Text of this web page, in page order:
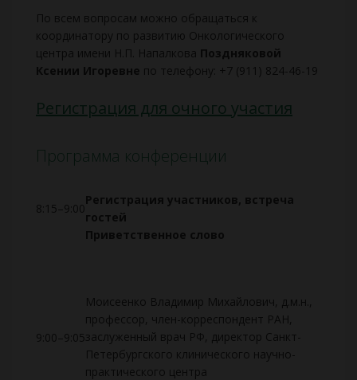
По всем вопросам можно обращаться к
координатору по развитию Онкологического
центра имени Н.П. Напалкова Поздняковой
Ксении Игоревне по телефону: +7 (911) 824-46-19
Регистрация для очного участия
Программа конференции
8:15–9:00
Регистрация участников, встреча
гостей
9:00–9:05
Приветственное слово
Моисеенко Владимир Михайлович, д.м.н.,
профессор, член-корреспондент РАН,
заслуженный врач РФ, директор Санкт-
Петербургского клинического научно-
практического центра